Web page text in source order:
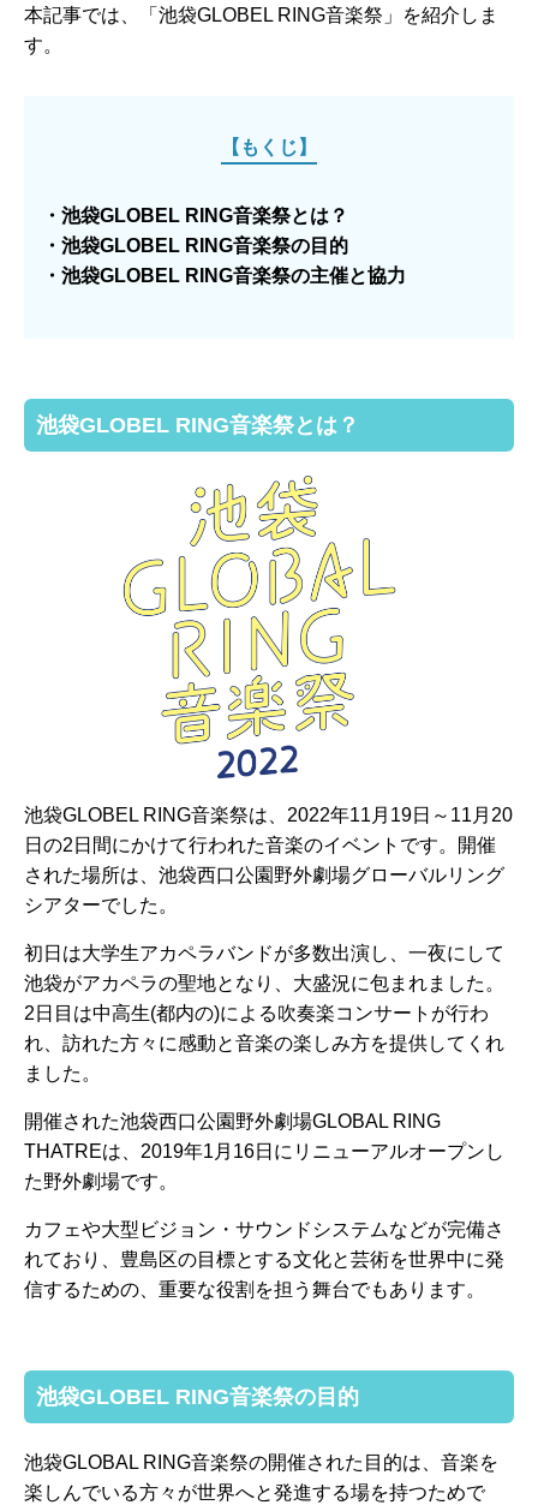
本記事では、「池袋GLOBEL RING音楽祭」を紹介しま
す。
【もくじ】
・池袋GLOBEL RING音楽祭とは？
・池袋GLOBEL RING音楽祭の目的
・池袋GLOBEL RING音楽祭の主催と協力
池袋GLOBEL RING音楽祭とは？
池袋GLOBEL RING音楽祭は、2022年11月19日～11月20
日の2日間にかけて行われた音楽のイベントです。開催
された場所は、池袋西口公園野外劇場グローバルリング
シアターでした。
初日は大学生アカペラバンドが多数出演し、一夜にして
池袋がアカペラの聖地となり、大盛況に包まれました。
2日目は中高生(都内の)による吹奏楽コンサートが行わ
れ、訪れた方々に感動と音楽の楽しみ方を提供してくれ
ました。
開催された池袋西口公園野外劇場GLOBAL RING
THATREは、2019年1月16日にリニューアルオープンし
た野外劇場です。
カフェや大型ビジョン・サウンドシステムなどが完備さ
れており、豊島区の目標とする文化と芸術を世界中に発
信するための、重要な役割を担う舞台でもあります。
池袋GLOBEL RING音楽祭の目的
池袋GLOBAL RING音楽祭の開催された目的は、音楽を
楽しんでいる方々が世界へと発進する場を持つためで